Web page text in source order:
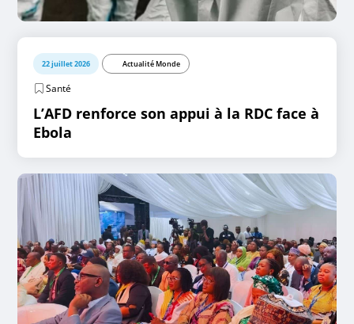
22 juillet 2026 Actualité Monde
Santé
L’AFD renforce son appui à la RDC face à
Ebola